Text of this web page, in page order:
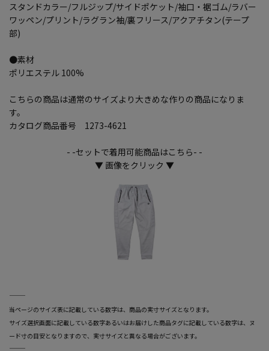
スタンドカラー/フルジップ/サイドポケット/袖口・裾ゴム/ラバー
ワッペン/プリント/ラグラン袖/裏フリース/アクアチタン(テープ
部)
●素材
ポリエステル 100%
こちらの商品は通常のサイズより大きめな作りの商品になりま
す。
カタログ商品番号 1273-4621
- -セットで着用可能商品はこちら- -
▼ 画像をクリック ▼
―――――――――――――――――――――――
当ページのサイズ表に記載している数字は、商品の実寸サイズとなります。
サイズ選択画面に記載している数字あるいはお届けした商品タグに記載している数字は、ヌ
ード寸の目安となりますので、実寸サイズと異なる場合がございます。
―――――――――――――――――――――――